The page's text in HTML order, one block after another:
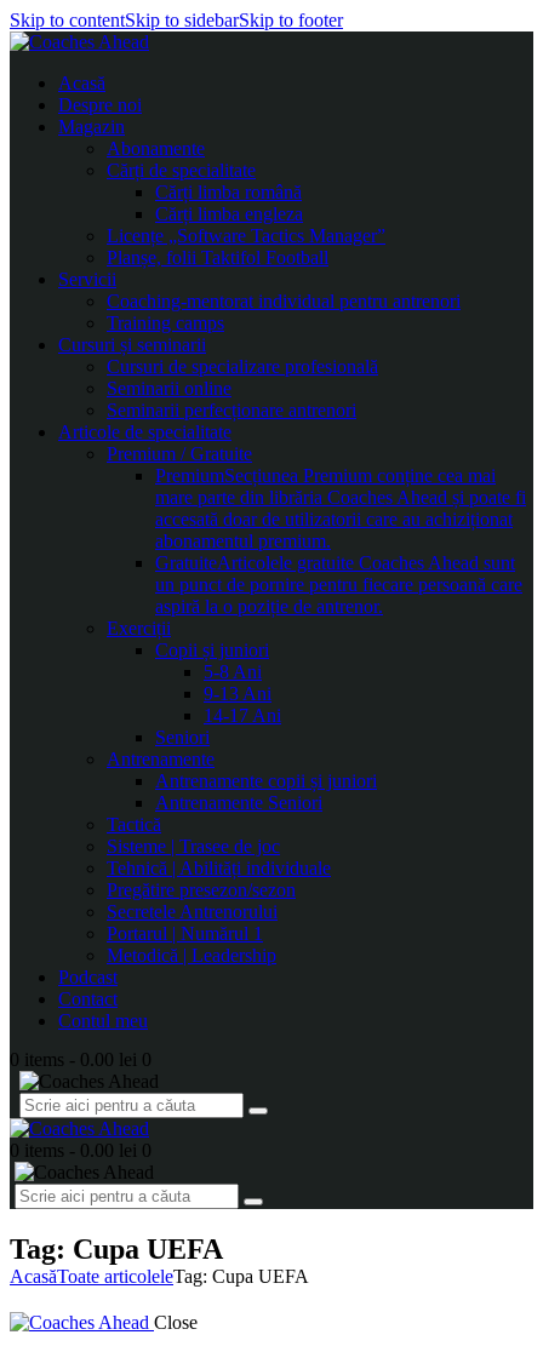
Skip to contentSkip to sidebarSkip to footer
Acasă
Despre noi
Magazin
Abonamente
Cărți de specialitate
Cărți limba română
Cărți limba engleza
Licențe „Software Tactics Manager”
Planșe, folii Taktifol Football
Servicii
Coaching-mentorat individual pentru antrenori
Training camps
Cursuri și seminarii
Cursuri de specializare profesională
Seminarii online
Seminarii perfecționare antrenori
Articole de specialitate
Premium / Gratuite
PremiumSecțiunea Premium conține cea mai
mare parte din librăria Coaches Ahead și poate fi
accesată doar de utilizatorii care au achiziționat
abonamentul premium.
GratuiteArticolele gratuite Coaches Ahead sunt
un punct de pornire pentru fiecare persoană care
aspiră la o poziție de antrenor.
Exerciții
Copii și juniori
5-8 Ani
9-13 Ani
14-17 Ani
Seniori
Antrenamente
Antrenamente copii și juniori
Antrenamente Seniori
Tactică
Sisteme | Trasee de joc
Tehnică | Abilități individuale
Pregătire presezon/sezon
Secretele Antrenorului
Portarul | Numărul 1
Metodică | Leadership
Podcast
Contact
Contul meu
0 items - 0.00 lei 0
0 items - 0.00 lei 0
Tag: Cupa UEFA
AcasăToate articoleleTag: Cupa UEFA
Close